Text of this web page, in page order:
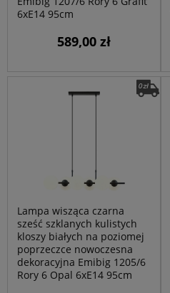
6xE14 95cm
589,00 zł
Lampa wisząca czarna
sześć szklanych kulistych
kloszy białych na poziomej
poprzeczce nowoczesna
dekoracyjna Emibig 1205/6
Rory 6 Opal 6xE14 95cm